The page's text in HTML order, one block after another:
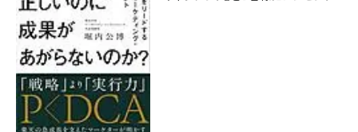
8月7日 10:00